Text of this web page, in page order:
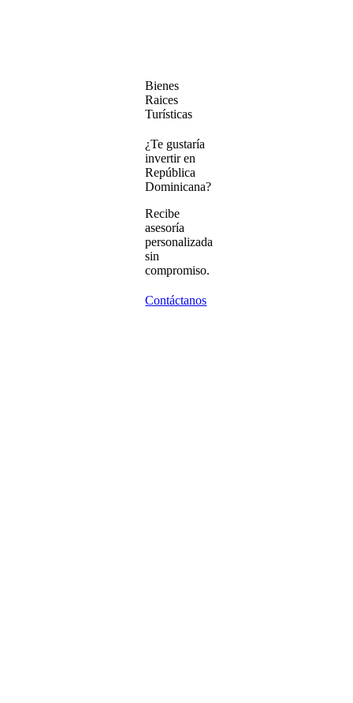
Bienes
Raices
Turísticas
¿Te gustaría
invertir en
República
Dominicana?
Recibe
asesoría
personalizada
sin
compromiso.
Contáctanos